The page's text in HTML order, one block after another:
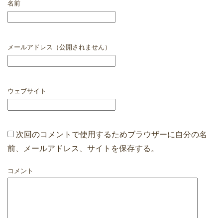
名前
メールアドレス（公開されません）
ウェブサイト
次回のコメントで使用するためブラウザーに自分の名
前、メールアドレス、サイトを保存する。
コメント